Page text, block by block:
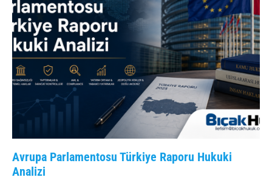
Avrupa Parlamentosu Türkiye Raporu Hukuki
Analizi